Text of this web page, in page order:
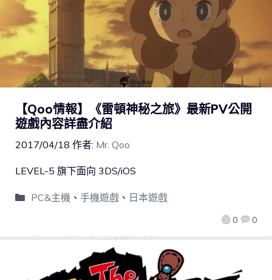
【Qoo情報】《雷頓神秘之旅》最新PV公開
遊戲內容詳盡介紹
2017/04/18 作者: Mr. Qoo
0 0
LEVEL-5 旗下面向 3DS/iOS
PC&主機、 手機遊戲、 日本遊戲